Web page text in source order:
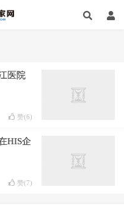
医院
赞(6)
HIS企
赞(7)